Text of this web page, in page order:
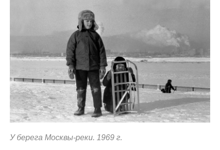
У берега Москвы-реки. 1969 г.